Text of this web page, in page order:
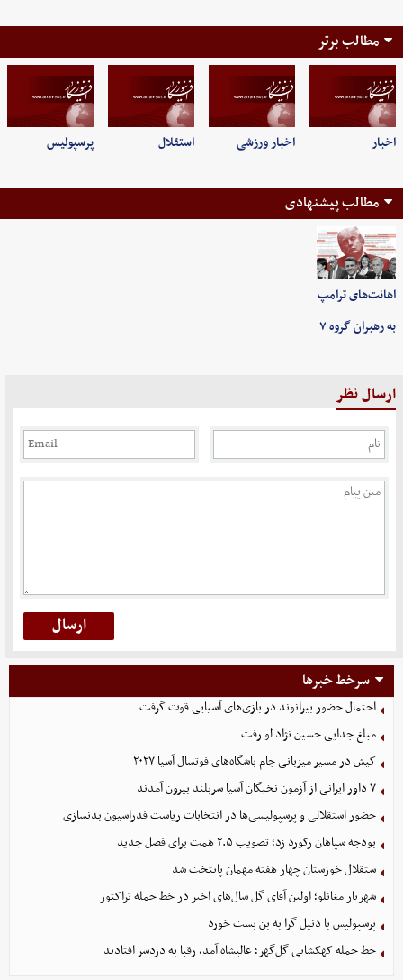
مطالب برتر
اخبار اخبار ورزشی استقلال پرسپولیس
مطالب پیشنهادی
اهانت‌های ترامپ
به رهبران گروه ۷
ارسال نظر
سرخط خبرها
احتمال حضور بیرانوند در بازی‌های آسیایی قوت گرفت
مبلغ جدایی حسین نژاد لو رفت
کیش در مسیر میزبانی جام باشگاه‌های فوتسال آسیا ۲۰۲۷
۷ داور ایرانی از آزمون نخبگان آسیا سربلند بیرون آمدند
حضور استقلالی و پرسپولیسی‌ها در انتخابات ریاست فدراسیون بدنسازی
بودجه سپاهان رکورد زد؛ تصویب ۲.۵ همت برای فصل جدید
ستقلال خوزستان چهار هفته مهمان پایتخت شد
شهریار مغانلو؛ اولین آقای گل سال‌های اخیر در خط حمله تراکتور
پرسپولیس با دنیل گرا به بن بست خورد
خط حمله کهکشانی گل‌گهر؛ عالیشاه آمد، رقبا به دردسر افتادند